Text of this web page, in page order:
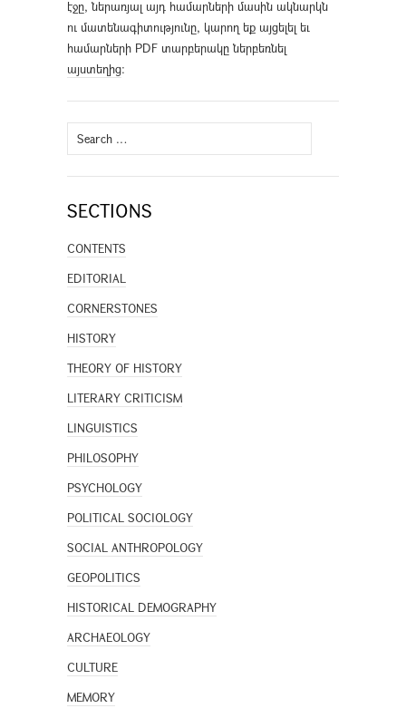
էջը, ներառյալ այդ համարների մասին ակնարկն
ու մատենագիտությունը, կարող եք այցելել եւ
համարների PDF տարբերակը ներբեռնել
այստեղից։
Search
for:
SECTIONS
CONTENTS
EDITORIAL
CORNERSTONES
HISTORY
THEORY OF HISTORY
LITERARY CRITICISM
LINGUISTICS
PHILOSOPHY
PSYCHOLOGY
POLITICAL SOCIOLOGY
SOCIAL ANTHROPOLOGY
GEOPOLITICS
HISTORICAL DEMOGRAPHY
ARCHAEOLOGY
CULTURE
MEMORY